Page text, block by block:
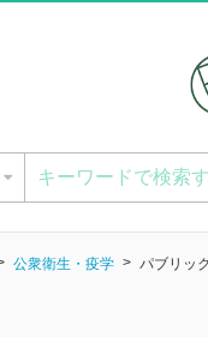
公衆衛生・疫学 パブリッ